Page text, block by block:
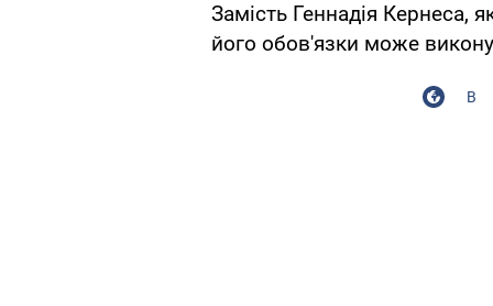
Замість Геннадія Кернеса,
його обов'язки може